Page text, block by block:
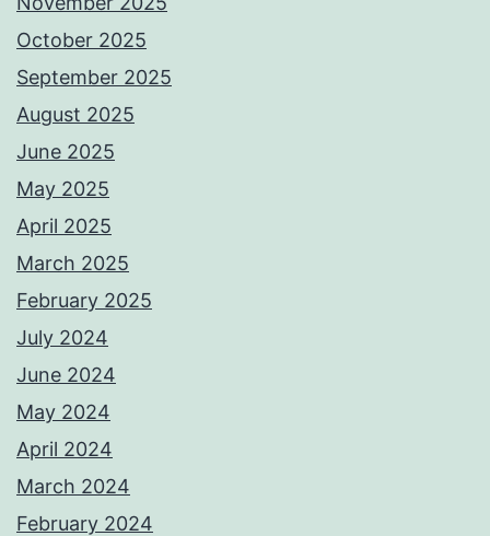
October 2025
September 2025
August 2025
June 2025
May 2025
April 2025
March 2025
February 2025
July 2024
June 2024
May 2024
April 2024
March 2024
February 2024